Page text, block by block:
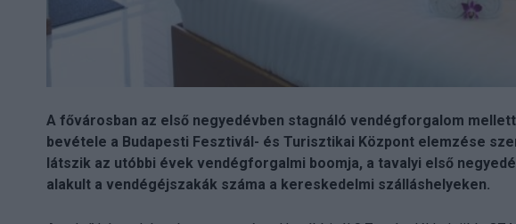
A fővárosban az első negyedévben stagnáló vendégforgalom
bevétele a Budapesti Fesztivál- és Turisztikai Központ elemzése
látszik az utóbbi évek vendégforgalmi boomja, a tavalyi első
alakult a vendégéjszakák száma a kereskedelmi szálláshelyeken.